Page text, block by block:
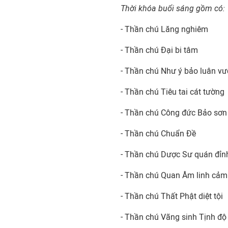
Thời khóa buổi sáng gồm có:
- Thần chú Lăng nghiêm
- Thần chú Ðại bi tâm
- Thần chú Như ý bảo luân
- Thần chú Tiêu tai cát tường
- Thần chú Công đức Bảo sơn
- Thần chú Chuẩn Ðề
- Thần chú Dược Sư quán
- Thần chú Quan Âm linh cảm
- Thần chú Thất Phật diệt tội
- Thần chú Vãng sinh Tịnh độ